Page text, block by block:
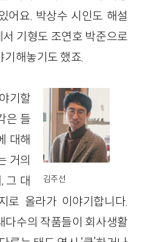
어요. 박상수 시인도 해설
기형도 조연호 박준으로
기해놓기도 했죠.
김주선
기할
은 들
대해
거의
그 대
로 올라가 이야기합니다.
다수의 작품들이 회사생활